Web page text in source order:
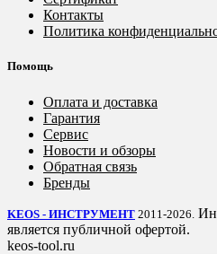
Контакты
Политика
Помощь
Оплата и доставка
Гарантия
Сервис
Новости и обзоры
Обратная связь
Бренды
KEOS - ИНСТРУМЕНТ 2011-2026.
является публичной офертой.
keos-tool.ru